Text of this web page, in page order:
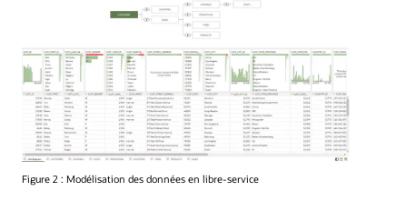
Figure 2 : Modélisation des données en libre-service